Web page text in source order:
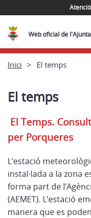
Web oficial de
Inici El temps
El temps
El Temps.
per Porqueres
L’estació
instal·lada a la zona
forma part de
(AEMET). L’estació
manera que es